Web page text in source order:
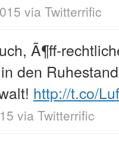
via Twitterrific
Ã¶ff-
den
http://t.co/
via Twitterrific